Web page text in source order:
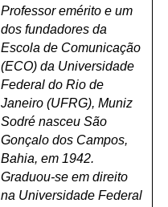
Professor emérito e um
dos fundadores da
Escola de Comunicação
(ECO) da Universidade
Federal do Rio de
Janeiro (UFRG), Muniz
Sodré nasceu São
Gonçalo dos Campos,
Bahia, em 1942.
Graduou-se em direito
na Universidade Federal